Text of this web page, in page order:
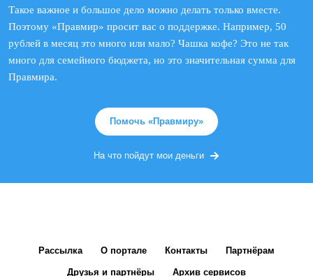
Такое важное и большое дело можно делать только вместе.
Поэтому «Правмир» просит вас о поддержке. Например, 50
рублей в месяц это много или мало? Чашка кофе? Это не так
много для семейного бюджета, но это значительная сумма для
Правмира.
Помочь «Правмиру»
На что пойдут мои деньги
Рассылка О портале Контакты Партнёрам
Друзья и партнёры Архив сервисов